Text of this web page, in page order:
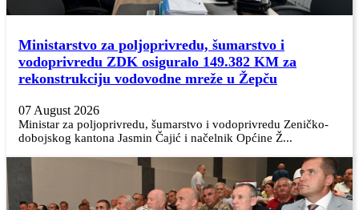
Ministarstvo za poljoprivredu, šumarstvo i
vodoprivredu ZDK osiguralo 149.382 KM za
rekonstrukciju vodovodne mreže u Žepču
07 August 2026
Ministar za poljoprivredu, šumarstvo i vodoprivredu Zeničko-
dobojskog kantona Jasmin Čajić i načelnik Općine Ž...